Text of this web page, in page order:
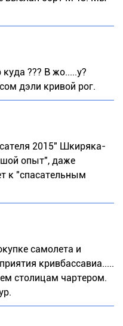
??? В жо.....у?
дэли кривой рог.
2015" Шкиряка-
опыт", даже
к "спасательным
самолета и
кривбассавиа.....
столицам чартером.